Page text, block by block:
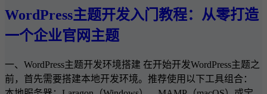
WordPress主题开发入门教程：从零打造
一个企业官网主题
一、WordPress主题开发环境搭建 在开始开发WordPress主题之
前，首先需要搭建本地开发环境。推荐使用以下工具组合：